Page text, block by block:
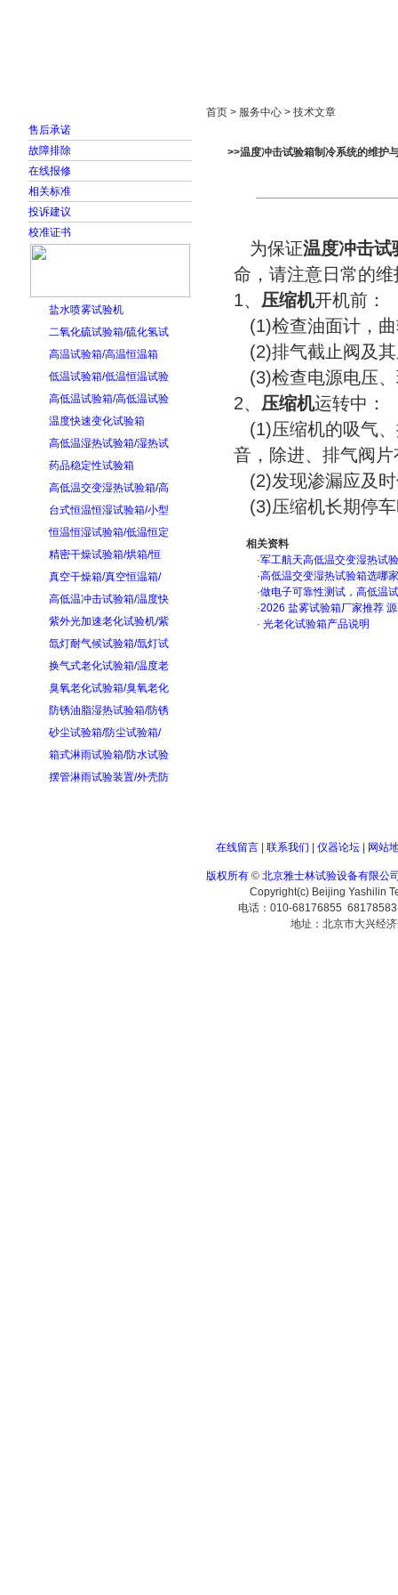
售后承诺
故障排除
在线报修
相关标准
投诉建议
校准证书
盐水喷雾试验机
二氧化硫试验箱/硫化氢试
高温试验箱/高温恒温箱
低温试验箱/低温恒温试验
高低温试验箱/高低温试验
温度快速变化试验箱
高低温湿热试验箱/湿热试
药品稳定性试验箱
高低温交变湿热试验箱/高
台式恒温恒湿试验箱/小型
恒温恒湿试验箱/低温恒定
精密干燥试验箱/烘箱/恒
真空干燥箱/真空恒温箱/
高低温冲击试验箱/温度快
紫外光加速老化试验机/紫
氙灯耐气候试验箱/氙灯试
换气式老化试验箱/温度老
臭氧老化试验箱/臭氧老化
防锈油脂湿热试验箱/防锈
砂尘试验箱/防尘试验箱/
箱式淋雨试验箱/防水试验
摆管淋雨试验装置/外壳防
首页 > 服务中心 > 技术文章
>>温度冲击试验箱制冷系统的维护
为保证温度冲击试
命，请注意日常的
1、 压缩机开机前：
(1)检查油面计，曲
(2)排气截止阀及
(3)检查电源电压
2、 压缩机运转中：
(1)压缩机的吸气、
音，除进、排气阀
(2)发现渗漏应及
(3)压缩机长期停车
相关资料
·军工航天高低温交变湿热试
·高低温交变湿热试验箱选哪
·做电子可靠性测试，高低温
·2026 盐雾试验箱厂家推荐
· 光老化试验箱产品说明
在线留言| 联系我们 仪器论坛| 网站
版权所有 © 北京雅士林试验设备有限公
Copyright(c) Beijing Yashilin
电话：010-68176855
地址：北京市大兴经